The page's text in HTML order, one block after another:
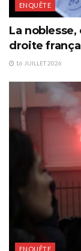
ENQUÊTE
La
droite
16 JUILLET 2026
ENQUÊTE